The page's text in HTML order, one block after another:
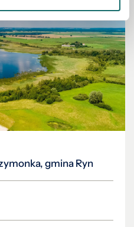
gmina Ryn